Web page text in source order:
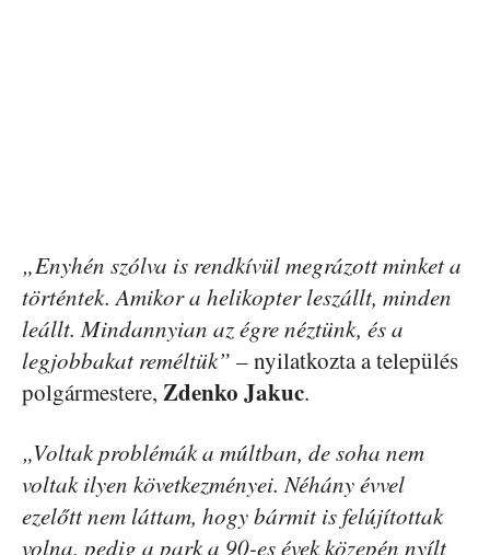
„Enyhén szólva is rendkívül megrázott minket a
történtek. Amikor a helikopter leszállt, minden
leállt. Mindannyian az égre néztünk, és a
legjobbakat reméltük” – nyilatkozta a település
polgármestere, Zdenko Jakuc.
„Voltak problémák a múltban, de soha nem
voltak ilyen következményei. Néhány évvel
ezelőtt nem láttam, hogy bármit is felújítottak
volna, pedig a park a 90-es évek közepén nyílt